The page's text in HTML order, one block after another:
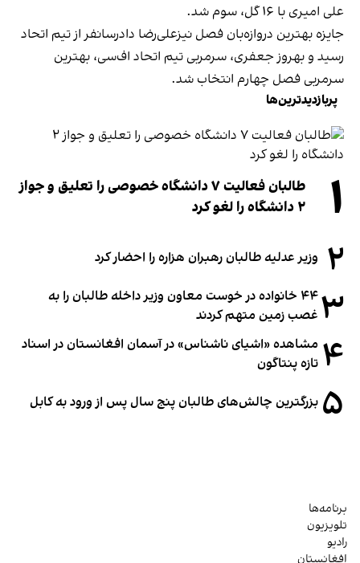
علی امیری با ۱۶ گل، سوم شد.
جایزه بهترین دروازه‌بان فصل نیزعلی‌رضا دادرسانفر از تیم اتحاد
رسید و بهروز جعفری، سرمربی تیم اتحاد اف‌سی، بهترین
سرمربی فصل چهارم انتخاب شد.
پربازدیدترین‌ها
۱
طالبان فعالیت ۷ دانشگاه خصوصی را تعلیق و جواز
۲ دانشگاه را لغو کرد
۲ وزیر عدلیه طالبان رهبران هزاره را احضار کرد
۳
۴۴ خانواده در خوست معاون وزیر داخله طالبان را به
غصب زمین متهم کردند
۴ مشاهده «اشیای ناشناس» در آسمان افغانستان در اسناد
تازه پنتاگون
۵ بزرگترین چالش‌های طالبان پنج سال پس از ورود به کابل
برنامه‌ها
تلویزیون
رادیو
افغانستان